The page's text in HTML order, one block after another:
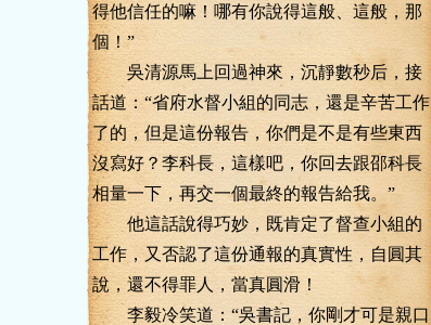
得他信任的嘛！哪有你說得這般、這般，那
個！”
吳清源馬上回過神來，沉靜數秒后，接
話道：“省府水督小組的同志，還是辛苦工作
了的，但是這份報告，你們是不是有些東西
沒寫好？李科長，這樣吧，你回去跟邵科長
相量一下，再交一個最終的報告給我。”
他這話說得巧妙，既肯定了督查小組的
工作，又否認了這份通報的真實性，自圓其
說，還不得罪人，當真圓滑！
李毅冷笑道：“吳書記，你剛才可是親口